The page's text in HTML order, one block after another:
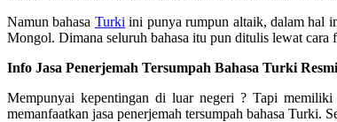
Namun bahasa Turki ini punya rumpun altaik, dalam hal
Mongol. Dimana seluruh bahasa itu pun ditulis lewat cara
Info Jasa Penerjemah Tersumpah Bahasa Turki
Mempunyai kepentingan di luar negeri ? Tapi memiliki
memanfaatkan jasa penerjemah tersumpah bahasa Turki.